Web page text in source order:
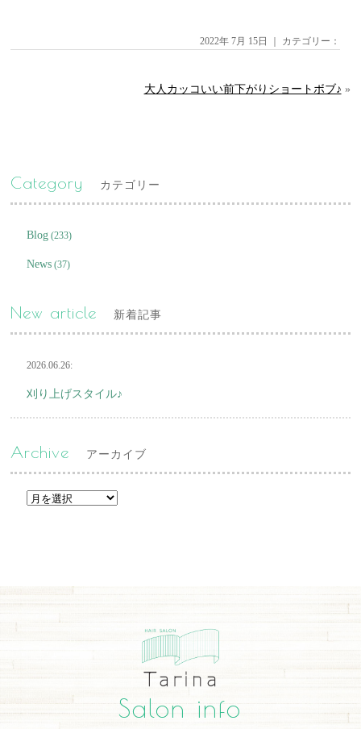
2022年 7月 15日 ｜ カテゴリー：
大人カッコいい前下がりショートボブ♪ »
Category カテゴリー
Blog (233)
News (37)
New article 新着記事
2026.06.26:
刈り上げスタイル♪
Archive アーカイブ
Salon info